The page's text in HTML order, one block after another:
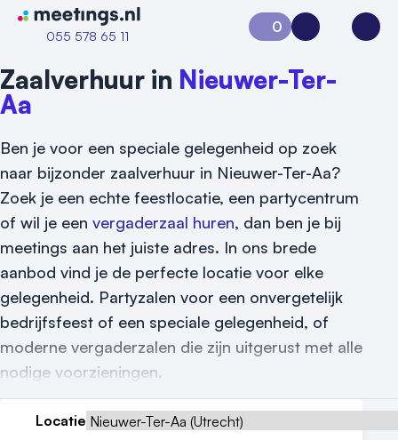
Naar home van Meetings
055 578 65 11
Vraag locatie aan
Locatiegids
Nieuws
0
Aanvraag 0Inloggen
Zaalverhuur in Nieuwer-Ter-
Aa
Ben je voor een speciale gelegenheid op zoek
naar bijzonder zaalverhuur in Nieuwer-Ter-Aa?
Zoek je een echte feestlocatie, een partycentrum
of wil je een vergaderzaal huren, dan ben je bij
meetings aan het juiste adres. In ons brede
aanbod vind je de perfecte locatie voor elke
gelegenheid. Partyzalen voor een onvergetelijk
bedrijfsfeest of een speciale gelegenheid, of
moderne vergaderzalen die zijn uitgerust met alle
nodige voorzieningen.
Locatie